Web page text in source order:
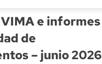
e informes
de
– junio 2026